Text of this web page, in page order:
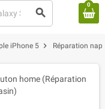
search
0
iPhone 5 chevron_right Réparation